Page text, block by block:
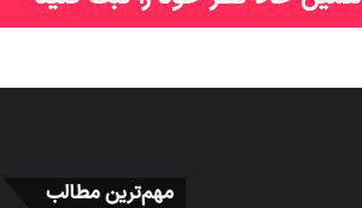
مهم‌ترین مطالب